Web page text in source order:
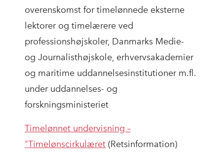
overenskomst for timelønnede eksterne
lektorer og timelærere ved
professionshøjskoler, Danmarks Medie-
og Journalisthøjskole, erhvervsakademier
og maritime uddannelsesinstitutioner m.fl.
under uddannelses- og
forskningsministeriet
Timelønnet undervisning –
"Timelønscirkulæret (Retsinformation)